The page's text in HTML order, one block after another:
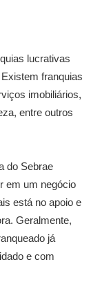
lucrativas
franquias
imobiliários,
entre outros
do Sebrae
em um negócio
está no apoio e
Geralmente,
já
e com